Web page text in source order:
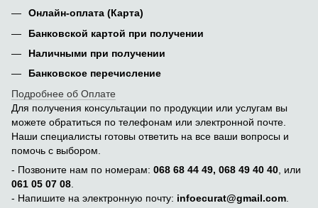
Онлайн-оплата (Карта)
Банковской картой при получении
Наличными при получении
Банковское перечисление
Подробнее об Оплате
Для получения консультации по продукции или услугам вы
можете обратиться по телефонам или электронной почте.
Наши специалисты готовы ответить на все ваши вопросы и
помочь с выбором.
- Позвоните нам по номерам: 068 68 44 49, 068 49 40 40 , или
061 05 07 08
- Напишите на электронную почту: infoecurat@gmail.com